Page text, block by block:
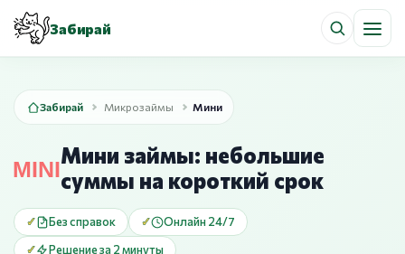
Забирай
Забирай Микрозаймы Мини
Мини займы: небольшие
суммы на короткий срок
Без справок
Онлайн 24/7
Решение за 2 минуты